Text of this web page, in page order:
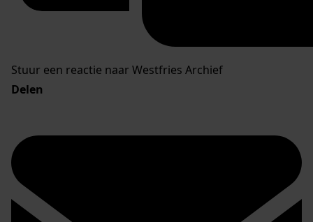
Stuur een reactie naar Westfries Archief
Delen